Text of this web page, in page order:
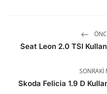
Seat Leon 2.0 TSI
SONRAKI
Skoda Felicia 1.9 D